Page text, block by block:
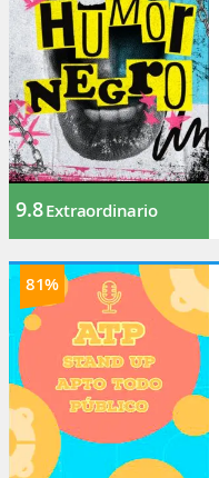
9.8Extraordinario
81%